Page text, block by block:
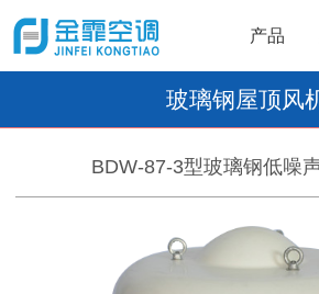
产品
玻璃钢屋顶风
BDW-87-3型玻璃钢低噪